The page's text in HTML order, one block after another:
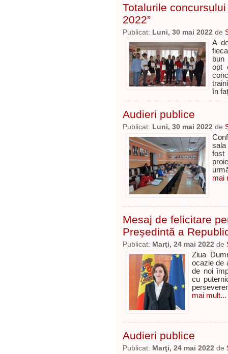
Totalurile
2022”
Publicat: Luni, 30 mai 2022 de
A
bun
opt
în
Audieri publice
Publicat: Luni, 30 mai 2022 de
fost
mai
Mesaj de felicitare
Președintă a
Publicat: Marţi, 24 mai 2022 de
Ziua
ocazie de
de noi
cu
mai mult...
Audieri publice
Publicat: Marţi, 24 mai 2022 de